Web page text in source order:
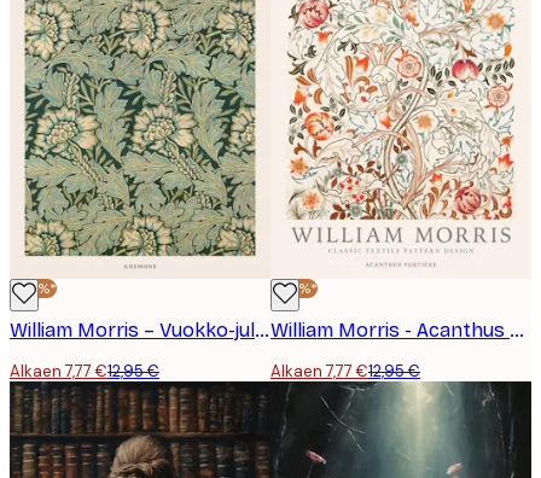
-40%*
William Morris – Vuokko-juliste
Alkaen 7,77 €12,95 €
-40%*
William Morris - Acanthus Portière Juliste
Alkaen 7,77 €12,95 €